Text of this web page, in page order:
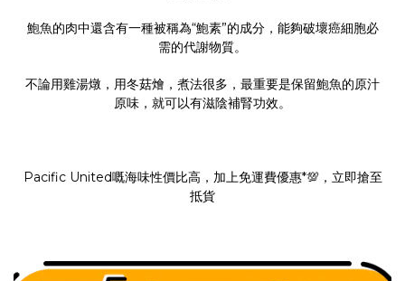
鮑魚的肉中還含有一種被稱為“鮑素”的成分，能夠破壞癌細胞必
需的代謝物質。
不論用雞湯燉，用冬菇燴，煮法很多，最重要是保留鮑魚的原汁
原味，就可以有滋陰補腎功效。
Pacific United嘅海味性價比高，加上免運費優惠*💯，立即搶至
抵貨